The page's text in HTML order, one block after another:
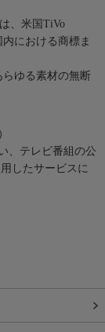
、米国TiVo
における商標ま
ゆる素材の無断
、テレビ番組の公
したサービスに